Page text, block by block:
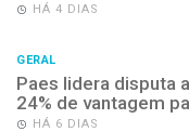
HÁ 4 DIAS
GERAL
Paes lidera disputa
24% de vantagem
HÁ 6 DIAS